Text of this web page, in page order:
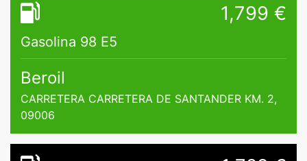
1,799 €
Gasolina 98 E5
Beroil
CARRETERA CARRETERA DE SANTANDER KM. 2,
09006